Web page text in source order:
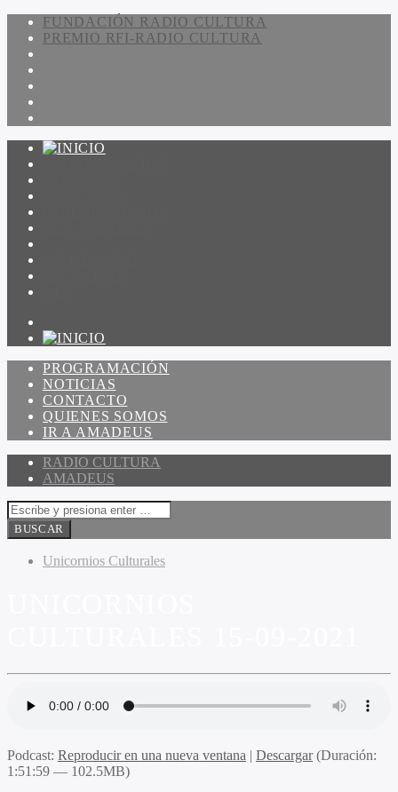
FUNDACIÓN RADIO CULTURA
PREMIO RFI-RADIO CULTURA
PROGRAMACIÓN
NOTICIAS
CONTACTO
QUIENES SOMOS
IR A AMADEUS
RADIO CULTURA
AMADEUS
Unicornios Culturales
Podcast: Reproducir en una nueva ventana | Descargar(Duración:
1:51:59 — 102.5MB)